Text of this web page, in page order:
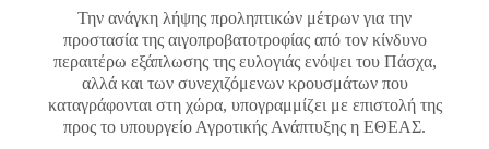
Την ανάγκη λήψης προληπτικών μέτρων για την
προστασία της αιγοπροβατοτροφίας από τον κίνδυνο
περαιτέρω εξάπλωσης της ευλογιάς ενόψει του Πάσχα,
αλλά και των συνεχιζόμενων κρουσμάτων που
καταγράφονται στη χώρα, υπογραμμίζει με επιστολή της
προς το υπουργείο Αγροτικής Ανάπτυξης η ΕΘΕΑΣ.